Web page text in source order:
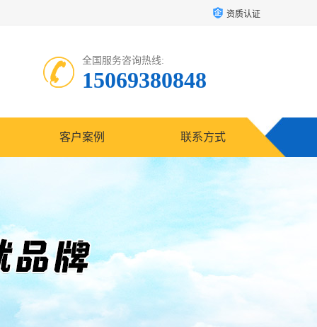
资质认证
全国服务咨询热线:
15069380848
客户案例 联系方式